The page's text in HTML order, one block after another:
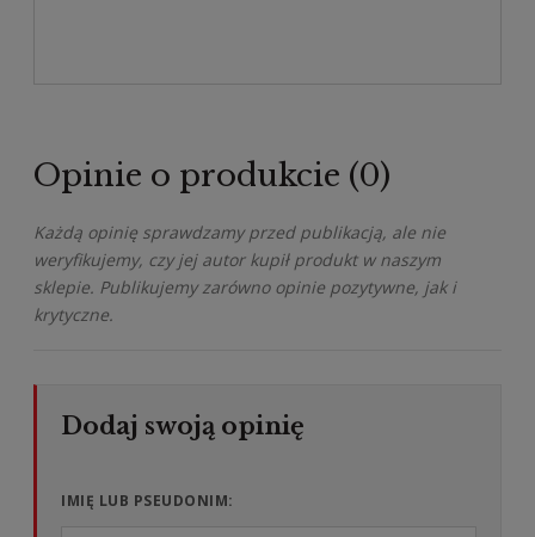
Opinie o produkcie (0)
Każdą opinię sprawdzamy przed publikacją, ale nie
weryfikujemy, czy jej autor kupił produkt w naszym
sklepie. Publikujemy zarówno opinie pozytywne, jak i
krytyczne.
IMIĘ LUB PSEUDONIM: